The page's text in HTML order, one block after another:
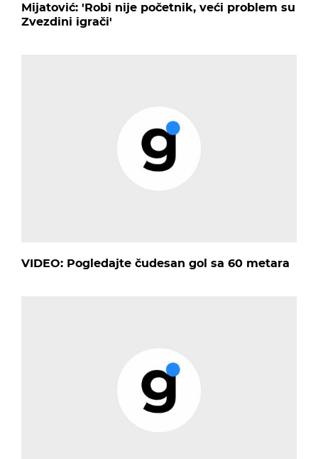
Mijatović: 'Robi nije početnik, veći problem su
Zvezdini igrači'
VIDEO: Pogledajte čudesan gol sa 60 metara